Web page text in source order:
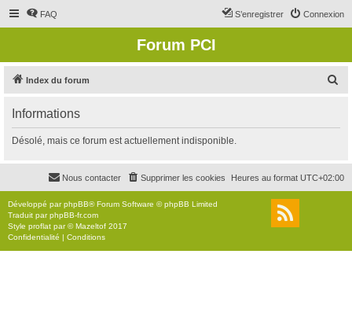
FAQ Connexion
S’enregistrer
Forum PCI
Index du forum
r
c
r
Informations
Désolé, mais ce forum est actuellement indisponible.
Heures au format UTC+02:00
Supprimer les cookies
Nous contacter
Développé parphpBB® Forum Software © phpBB Limited
Traduit parphpBB-fr.com
Style proflat par ©Mazeltof 2017
Confidentialité | Conditions